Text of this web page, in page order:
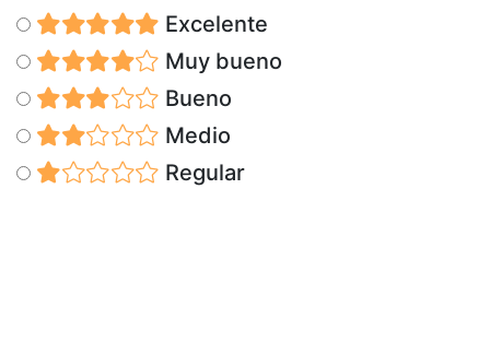
Excelente
Muy bueno
Bueno
Medio
Regular